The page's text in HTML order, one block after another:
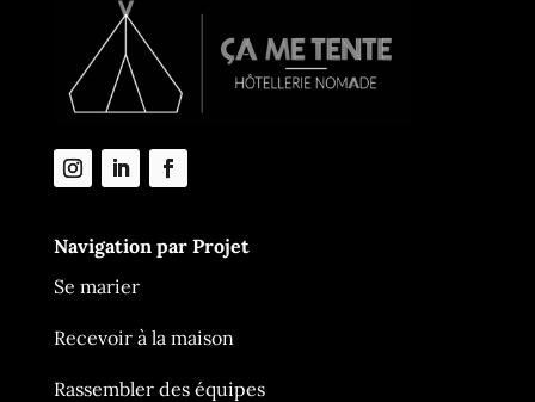
Navigation par Projet
Se marier
Recevoir à la maison
Rassembler des équipes